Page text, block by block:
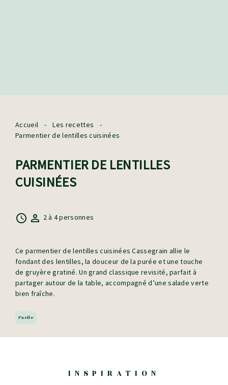
Accueil - Les recettes
-
Parmentier de lentilles cuisinées
PARMENTIER DE LENTILLES
CUISINÉES
2 à 4 personnes
Ce parmentier de lentilles cuisinées Cassegrain allie le
fondant des lentilles, la douceur de la purée et une touche
de gruyère gratiné. Un grand classique revisité, parfait à
partager autour de la table, accompagné d’une salade verte
bien fraîche.
Facile
INSPIRATION